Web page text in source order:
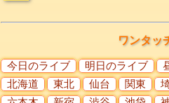
ワンタッ
今日のライブ 明日のライブ
北海道
東北 仙台 関東